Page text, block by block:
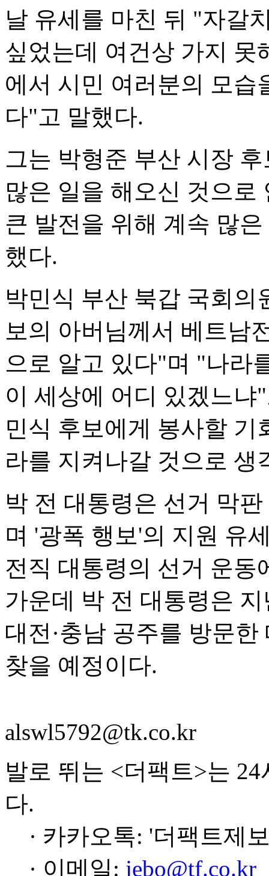
날 유세를 마친 뒤 "자갈
싶었는데 여건상 가지
에서 시민 여러분의 모습
다"고 말했다.
그는 박형준 부산 시장
많은 일을 해오신 것으
큰 발전을 위해 계속 많
했다.
박민식 부산 북갑 국회
보의 아버님께서 베트남
으로 알고 있다"며 "나라
이 세상에 어디 있겠느
민식 후보에게 봉사할 기
라를 지켜나갈 것으로 생
박 전 대통령은 선거 막
며 '광폭 행보'의 지원 유
전직 대통령의 선거 운동
가운데 박 전 대통령은
대전·충남 공주를 방문
찾을 예정이다.
alswl5792@tk.co.kr
발로 뛰는 <더팩트>는
다.
· 카카오톡: '더팩트제
· 이메일: jebo@tf.co.kr